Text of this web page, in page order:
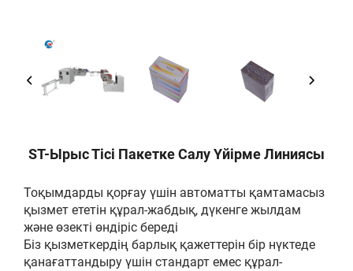
ST-Ырыс Тісі Пакетке Салу Үйірме Линиясы
Тоқымдарды қорғау үшін автоматты қамтамасыз
қызмет ететін құрал-жабдық, дүкенге жылдам
және өзекті өндіріс береді
Біз қызметкердің барлық қажеттерін бір нүктеде
қанағаттандыру үшін стандарт емес құрал-